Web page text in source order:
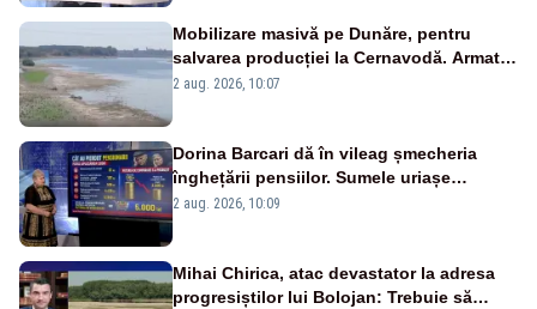
Mobilizare masivă pe Dunăre, pentru
salvarea producției la Cernavodă. Armata
va detona o stâncă și va devia apa
2 aug. 2026, 10:07
Dorina Barcari dă în vileag șmecheria
înghețării pensiilor. Sumele uriașe
pierdute de fiecare român
2 aug. 2026, 10:09
Mihai Chirica, atac devastator la adresa
progresiștilor lui Bolojan: Trebuie să